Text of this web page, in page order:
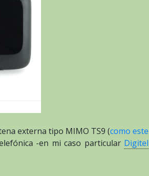
externa tipo MIMO TS9 (como este
-en mi caso particular Digitel